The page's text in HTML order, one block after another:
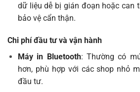
dữ liệu dễ bị gián đoạn hoặc can
bảo vệ cẩn thận.
Chi phí đầu tư và vận hành
Máy in Bluetooth: Thường có
hơn, phù hợp với các shop nhỏ
đầu tư.